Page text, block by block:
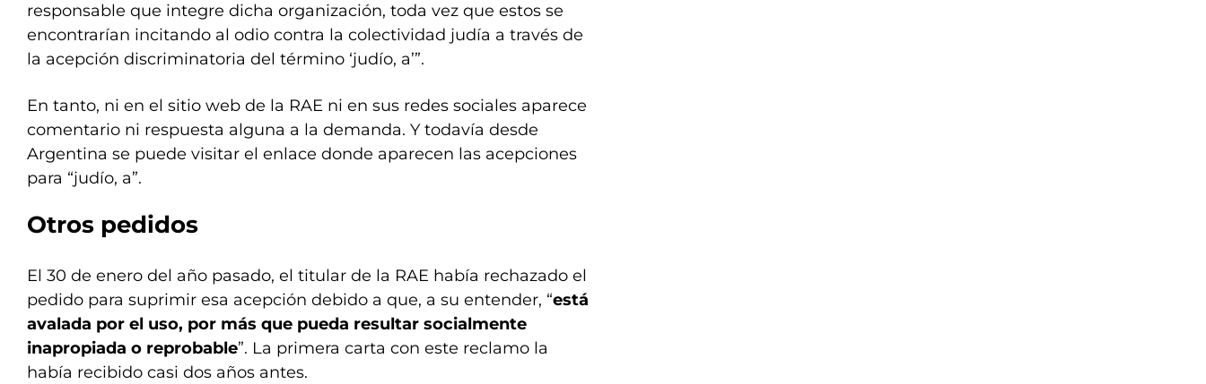
responsable que integre dicha organización, toda vez que estos se
encontrarían incitando al odio contra la colectividad judía a través de
la acepción discriminatoria del término ‘judío, a’”.
En tanto, ni en el sitio web de la RAE ni en sus redes sociales aparece
comentario ni respuesta alguna a la demanda. Y todavía desde
Argentina se puede visitar el enlace donde aparecen las acepciones
para “judío, a”.
Otros pedidos
El 30 de enero del año pasado, el titular de la RAE había rechazado el
pedido para suprimir esa acepción debido a que, a su entender, “está
avalada por el uso, por más que pueda resultar socialmente
inapropiada o reprobable”. La primera carta con este reclamo la
había recibido casi dos años antes.